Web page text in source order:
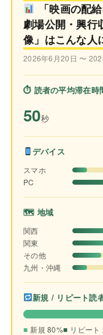
「映画の配
劇場公開・興行
像」はこんな人
2026年6月20日 〜
⏱ 読者の平均滞在時
50秒
デバイス
スマホ
PC
🗺 地域
関西
関東
その他
九州・沖縄
新規 / リピート読
新規 80% リピート